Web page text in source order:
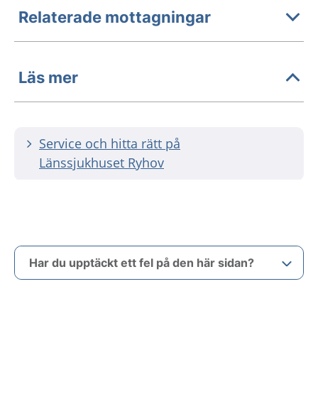
Relaterade mottagningar
Läs mer
Service och hitta rätt på
Länssjukhuset Ryhov
Har du upptäckt ett fel på den här sidan?